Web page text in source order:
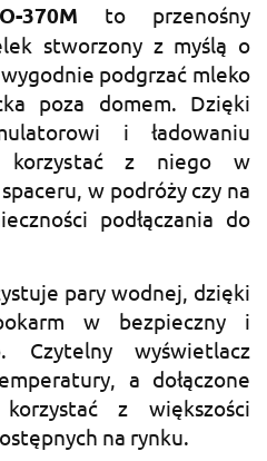
370M to przenośny
stworzony z myślą o
podgrzać mleko
poza domem. Dzięki
i ładowaniu
korzystać z niego w
w podróży czy na
podłączania do
pary wodnej, dzięki
w bezpieczny i
Czytelny wyświetlacz
a dołączone
z większości
na rynku.